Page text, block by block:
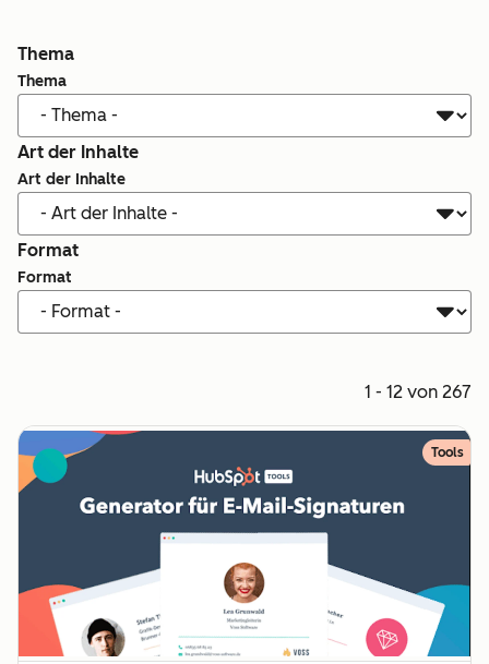
Thema
Thema
Art der Inhalte
Art der Inhalte
Format
Format
1 - 12 von 267
Tools